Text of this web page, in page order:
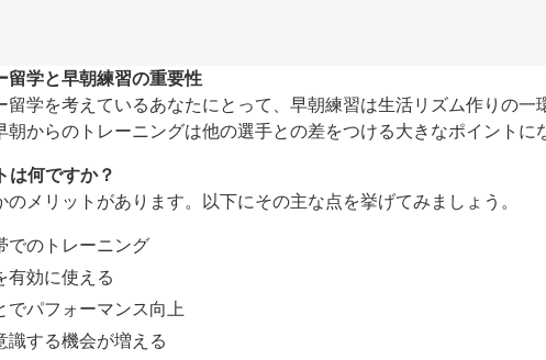
留学と早朝練習の重要性
留学を考えているあなたにとって、早朝練習は生活リズム作りの一
朝からのトレーニングは他の選手との差をつける大きなポイントに
は何ですか？
メリットがあります。以下にその主な点を挙げてみましょう。
でのトレーニング
有効に使える
でパフォーマンス向上
識する機会が増える